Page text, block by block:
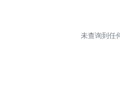
未查询到任